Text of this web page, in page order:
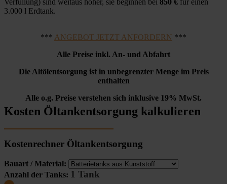
3.000 l Erdtank.
*** ANGEBOT JETZT ANFORDERN ***
Alle Preise inkl. An- und Abfahrt
Die Altölentsorgung ist in unbegrenzter Menge im Preis
enthalten
Alle o.g. Preise verstehen sich inklusive 19% MwSt.
Kosten Öltankentsorgung kalkulieren
Kostenrechner Öltankentsorgung
Bauart / Material:
Anzahl der Tanks: 1 Tank